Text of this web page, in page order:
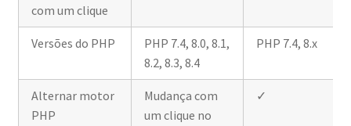
com um clique
Versões do PHP
PHP 7.4, 8.0, 8.1,
8.2, 8.3, 8.4
PHP 7.4, 8.x
Alternar motor
PHP
Mudança com
um clique no
✓